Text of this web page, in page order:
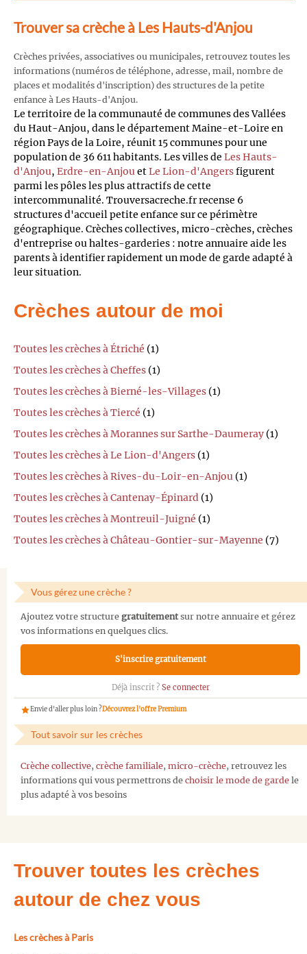
Trouver sa crèche à Les Hauts-d'Anjou
Crèches privées, associatives ou municipales, retrouvez toutes les
informations (numéros de téléphone, adresse, mail, nombre de
places et modalités d'inscription) des structures de la petite
enfance à Les Hauts-d'Anjou.
Le territoire de la communauté de communes des Vallées
du Haut-Anjou, dans le département Maine-et-Loire en
région Pays de la Loire, réunit 15 communes pour une
population de 36 611 habitants. Les villes de Les Hauts-
d'Anjou, Erdre-en-AnjouetLe Lion-d'Angersfigurent
parmi les pôles les plus attractifs de cette
intercommunalité. Trouversacreche.fr recense 6
structures d'accueil petite enfance sur ce périmètre
géographique. Crèches collectives, micro-crèches, crèches
d'entreprise ou haltes-garderies : notre annuaire aide les
parents à identifier rapidement un mode de garde adapté à
leur situation.
Crèches autour de moi
Toutes les crèches à Étriché (1)
Toutes les crèches à Cheffes (1)
Toutes les crèches à Bierné-les-Villages (1)
Toutes les crèches à Tiercé (1)
Toutes les crèches à Morannes sur Sarthe-Daumeray (1)
Toutes les crèches à Le Lion-d'Angers (1)
Toutes les crèches à Rives-du-Loir-en-Anjou (1)
Toutes les crèches à Cantenay-Épinard (1)
Toutes les crèches à Montreuil-Juigné (1)
Toutes les crèches à Château-Gontier-sur-Mayenne (7)
Vous gérez une crèche ?
Ajoutez votre structure gratuitementsur notre annuaire et gérez
vos informations en quelques clics.
S'inscrire gratuitement
Déjà inscrit ? Se connecter
Envie d'aller plus loin ?Découvrez l'offre Premium
Tout savoir sur les crèches
Crèche collective, crèche familiale, micro-crèche, retrouvez les
informations qui vous permettrons de choisir le mode de garde le
plus adapté à vos besoins
Trouver toutes les crèches
autour de chez vous
Les crèches à Paris